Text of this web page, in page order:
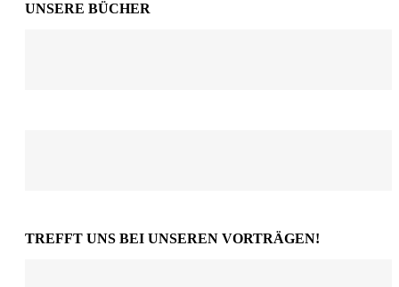
UNSERE BÜCHER
TREFFT UNS BEI UNSEREN VORTRÄGEN!